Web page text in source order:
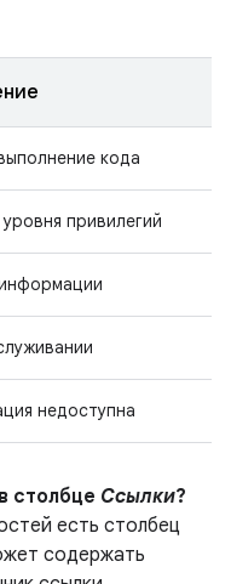
кода
привилегий
недоступна
столбце Ссылки?
есть столбец
содержать